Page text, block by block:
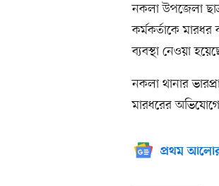
নকলা উপজেলা
কর্মকর্তাকে
ব্যবস্থা নেওয়া
নকলা থানার
মারধরের
প্রথম